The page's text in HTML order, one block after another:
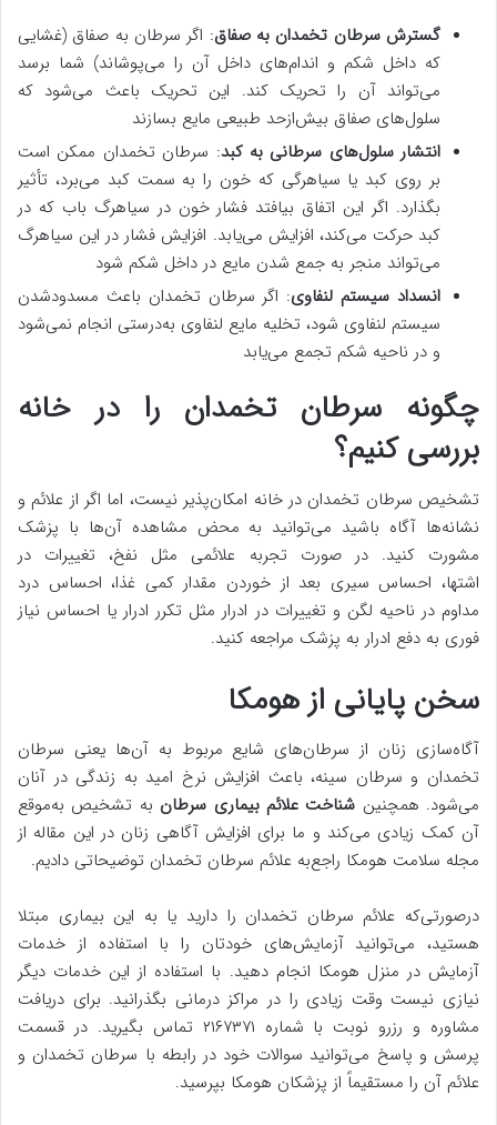
گسترش سرطان تخمدان به صفاق: اگر سرطان به صفاق (غشایی
که داخل شکم و اندام‌های داخل آن را می‌پوشاند) شما برسد
می‌تواند آن را تحریک کند. این تحریک باعث می‌شود که
سلول‌های صفاق بیش‌ازحد طبیعی مایع بسازند
انتشار سلول‌های سرطانی به کبد: سرطان تخمدان ممکن است
بر روی کبد یا سیاهرگی که خون را به سمت کبد می‌برد، تأثیر
بگذارد. اگر این اتفاق بیافتد فشار خون در سیاهرگ باب که در
کبد حرکت می‌کند، افزایش می‌یابد. افزایش فشار در این سیاهرگ
می‌تواند منجر به جمع شدن مایع در داخل شکم شود
انسداد سیستم لنفاوی: اگر سرطان تخمدان باعث مسدودشدن
سیستم لنفاوی شود، تخلیه مایع لنفاوی به‌درستی انجام نمی‌شود
و در ناحیه شکم تجمع می‌یابد
چگونه سرطان تخمدان را در خانه
بررسی کنیم؟
تشخیص سرطان تخمدان در خانه امکان‌پذیر نیست، اما اگر از علائم و
نشانه‌ها آگاه باشید می‌توانید به محض مشاهده آن‌ها با پزشک
مشورت کنید. در صورت تجربه علائمی مثل نفخ، تغییرات در
اشتها، احساس سیری بعد از خوردن مقدار کمی غذا، احساس درد
مداوم در ناحیه لگن و تغییرات در ادرار مثل تکرر ادرار یا احساس نیاز
فوری به دفع ادرار به پزشک مراجعه کنید.
سخن پایانی از هومکا
آگاه‌سازی زنان از سرطان‌های شایع مربوط به آن‌ها یعنی سرطان
تخمدان و سرطان سینه، باعث افزایش نرخ امید به زندگی در آنان
می‌شود. همچنین شناخت علائم بیماری سرطان به تشخیص به‌موقع
آن کمک زیادی می‌کند و ما برای افزایش آگاهی زنان در این مقاله از
مجله سلامت هومکا راجع‌به علائم سرطان تخمدان توضیحاتی دادیم.
درصورتی‌که علائم سرطان تخمدان را دارید یا به این بیماری مبتلا
هستید، می‌توانید آزمایش‌های خودتان را با استفاده از خدمات
آزمایش در منزل هومکا انجام دهید. با استفاده از این خدمات دیگر
نیازی نیست وقت زیادی را در مراکز درمانی بگذرانید. برای دریافت
مشاوره و رزرو نوبت با شماره ۲۱۶۷۳۷۱ تماس بگیرید. در قسمت
پرسش و پاسخ می‌توانید سوالات خود در رابطه با سرطان تخمدان و
علائم آن را مستقیماً از پزشکان هومکا بپرسید.